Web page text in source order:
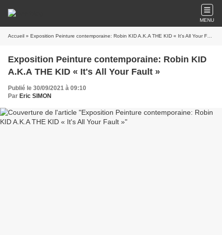
MENU
Accueil » Exposition Peinture contemporaine: Robin KID A.K.A THE KID « It's All Your Fault »
Exposition Peinture contemporaine: Robin KID
A.K.A THE KID « It's All Your Fault »
Publié le 30/09/2021 à 09:10
Par Eric SIMON